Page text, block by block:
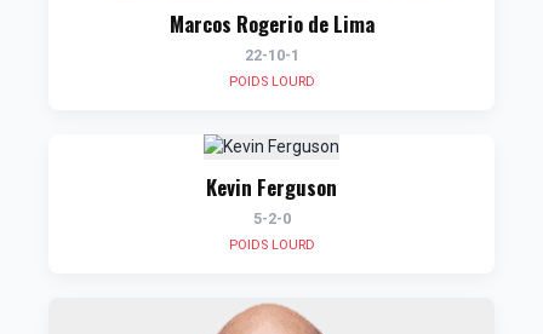
Marcos Rogerio de Lima
22-10-1
POIDS LOURD
Kevin Ferguson
5-2-0
POIDS LOURD